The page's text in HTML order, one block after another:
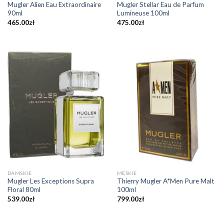
Mugler Alien Eau Extraordinaire
90ml
465.00zł
Mugler Stellar Eau de Parfum
Lumineuse 100ml
475.00zł
DAMSKIE
Mugler Les Exceptions Supra
Floral 80ml
539.00zł
MĘSKIE
Thierry Mugler A*Men Pure Malt
100ml
799.00zł